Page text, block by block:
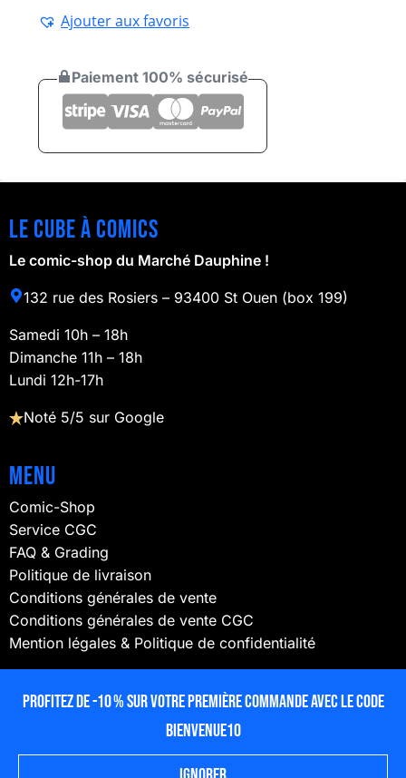
Profitez de -10 % sur votre première commande avec le code
BIENVENUE10
Ajouter aux favoris
Paiement 100% sécurisé
Le cube à comics
Le comic-shop du Marché Dauphine !
132 rue des Rosiers – 93400 St Ouen (box 199)
Samedi 10h – 18h
Dimanche 11h – 18h
Lundi 12h-17h
Noté 5/5 sur Google
Menu
Comic-Shop
Service CGC
FAQ & Grading
Politique de livraison
Conditions générales de vente
Conditions générales de vente CGC
Mention légales & Politique de confidentialité
NOUS SUIVRE